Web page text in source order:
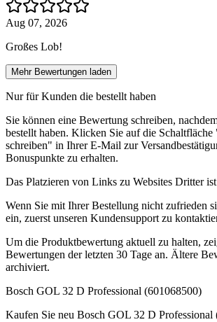
Aug 07, 2026
Großes Lob!
Mehr Bewertungen laden
Nur für Kunden die bestellt haben
Sie können eine Bewertung schreiben,
bestellt haben. Klicken Sie auf die
schreiben" in Ihrer E-Mail zur
Bonuspunkte zu erhalten.
Das Platzieren von Links zu Websites Dritter
Wenn Sie mit Ihrer Bestellung nicht zufrieden
ein, zuerst unseren Kundensupport zu
Um die Produktbewertung aktuell zu halten,
Bewertungen der letzten 30 Tage an. Ältere
archiviert.
Bosch GOL 32 D Professional (601068500)
Kaufen Sie neu Bosch GOL 32 D Professional